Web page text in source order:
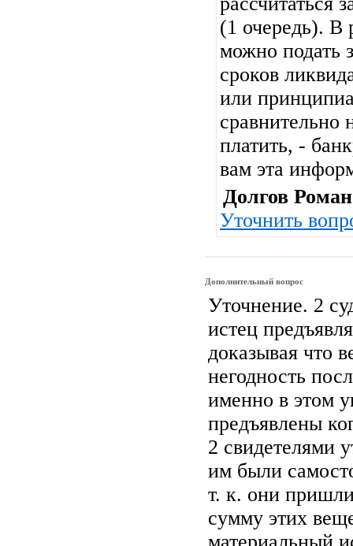
(1 очередь). В
можно подать
сроков
или
сравнительно
платить, -
вам эта
Долгов Роман
Уточнить
Дополнительный вопрос
Уточнение. 2
истец
доказывая что
негодность
именно в этом
предъявлены
2 свидетелями
им были
т. к. они
сумму этих